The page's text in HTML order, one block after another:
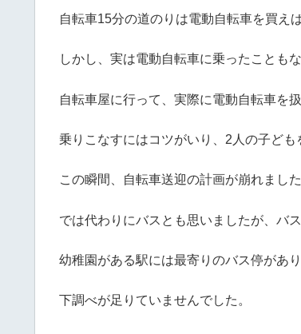
自転車15分の道のりは電動自転車を買え
しかし、実は電動自転車に乗ったことも
自転車屋に行って、実際に電動自転車を
乗りこなすにはコツがいり、2人の子ども
この瞬間、自転車送迎の計画が崩れました
では代わりにバスとも思いましたが、バ
幼稚園がある駅には最寄りのバス停があり
下調べが足りていませんでした。